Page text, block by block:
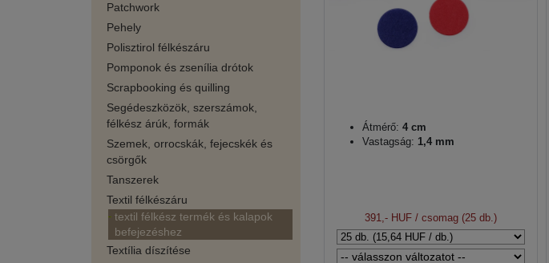
Patchwork
Pehely
Polisztirol félkészáru
Pomponok és zsenília drótok
Scrapbooking és quilling
Segédeszközök, szerszámok,
félkész árúk, formák
Szemek, orrocskák, fejecskék és
csörgők
Tanszerek
Textil félkészáru
textil félkész termék és kalapok
befejezéshez
Textília díszítése
Átmérő: 4 cm
Vastagság: 1,4 mm
391,- HUF/ csomag (25 db.)